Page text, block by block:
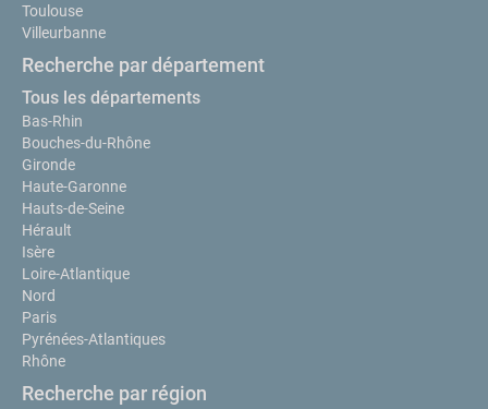
Toulouse
Villeurbanne
Recherche par département
Tous les départements
Bas-Rhin
Bouches-du-Rhône
Gironde
Haute-Garonne
Hauts-de-Seine
Hérault
Isère
Loire-Atlantique
Nord
Paris
Pyrénées-Atlantiques
Rhône
Recherche par région